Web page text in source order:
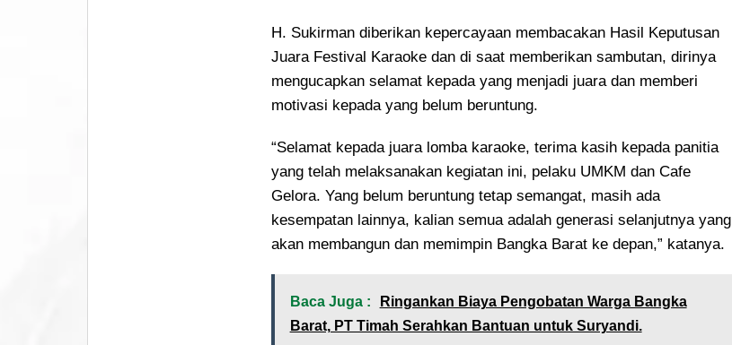
H. Sukirman diberikan kepercayaan membacakan Hasil Keputusan
Juara Festival Karaoke dan di saat memberikan sambutan, dirinya
mengucapkan selamat kepada yang menjadi juara dan memberi
motivasi kepada yang belum beruntung.
“Selamat kepada juara lomba karaoke, terima kasih kepada panitia
yang telah melaksanakan kegiatan ini, pelaku UMKM dan Cafe
Gelora. Yang belum beruntung tetap semangat, masih ada
kesempatan lainnya, kalian semua adalah generasi selanjutnya yang
akan membangun dan memimpin Bangka Barat ke depan,” katanya.
Baca Juga :
Ringankan Biaya Pengobatan Warga Bangka
Barat, PT Timah Serahkan Bantuan untuk Suryandi.